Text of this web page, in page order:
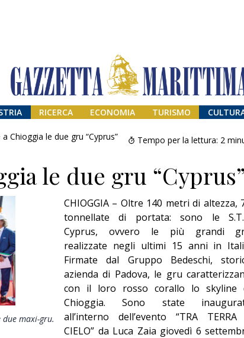
RICERCA ECONOMIA TURISMO
Chioggia le due gru “Cyprus” Tempo per la lettura: 2
le due gru “Cyprus”
maxi-gru.
CHIOGGIA – Oltre 140 metri di altezza,
tonnellate di portata: sono le
Cyprus, ovvero le più grandi
realizzate negli ultimi 15 anni in
Firmate dal Gruppo Bedeschi,
azienda di Padova, le gru
con il loro rosso corallo lo skyline
Chioggia. Sono state
all’interno dell’evento “TRA TERRA
CIELO” da Luca Zaia giovedì 6
Addio amico
Giorgio
Editoriale